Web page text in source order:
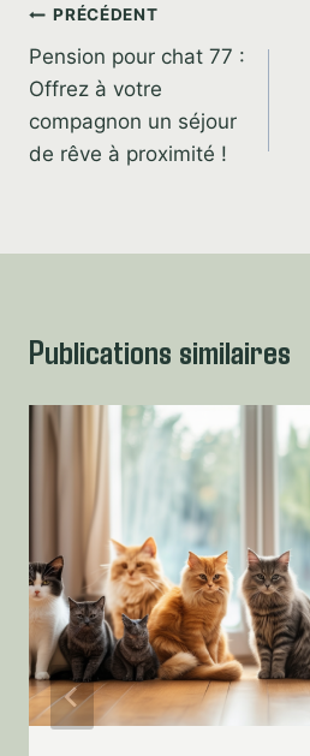
Navigation
de
l’article
PRÉCÉDENT
Pension pour chat 77 :
Offrez à votre
compagnon un séjour
de rêve à proximité !
Publications similaires